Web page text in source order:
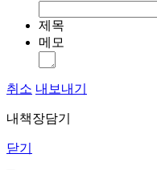
제목
메모
취소 내보내기
내책장담기
닫기